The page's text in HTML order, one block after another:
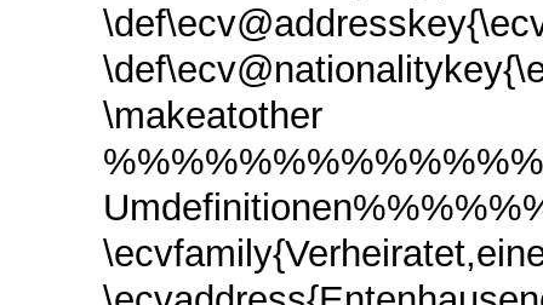
\makeatother